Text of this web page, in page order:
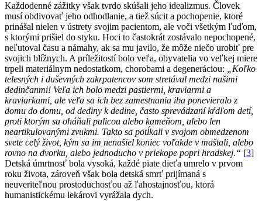
Každodenné zážitky však tvrdo skúšali jeho idealizmus. Človek
musí obdivovať jeho odhodlanie, a tiež súcit a pochopenie, ktoré
prinášal nielen v ústrety svojim pacientom, ale voči všetkým ľuďom,
s ktorými prišiel do styku. Hoci to častokrát zostávalo nepochopené,
neľutoval času a námahy, ak sa mu javilo, že môže niečo urobiť pre
svojich blížnych. A príležitostí bolo veľa, obyvatelia vo veľkej miere
trpeli materiálnym nedostatkom, chorobami a degeneráciou:
„Koľko
telesných i duševných zakrpatencov som stretával medzi našimi
dedinčanmi! Veľa ich bolo medzi pastiermi, kraviarmi a
kraviarkami, ale veľa sa ich bez zamestnania iba ponevieralo z
domu do domu, od dediny k dedine, často sprevádzaní kŕdľom detí,
proti ktorým sa oháňali palicou alebo kameňom, alebo len
neartikulovanými zvukmi. Takto sa potĺkali v svojom obmedzenom
svete celý život, kým sa im nenašiel koniec voľakde v maštali, alebo
rovno na dvorku, alebo jednoducho v priekope popri hradskej.“ [3]
Detská úmrtnosť bola vysoká, každé piate dieťa umrelo v prvom
roku života, zároveň však bola detská smrť prijímaná s
neuveriteľnou prostoduchosťou až ľahostajnosťou, ktorá
humanistickému lekárovi vyrážala dych.